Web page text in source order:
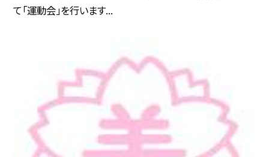
て「運動会」を行います...